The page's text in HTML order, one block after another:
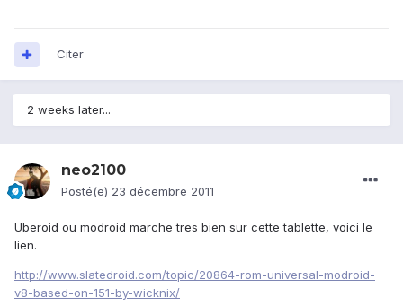
Citer
2 weeks later...
neo2100
Posté(e) 23 décembre 2011
Uberoid ou modroid marche tres bien sur cette tablette, voici le
lien.
http://www.slatedroid.com/topic/20864-rom-universal-modroid-
v8-based-on-151-by-wicknix/